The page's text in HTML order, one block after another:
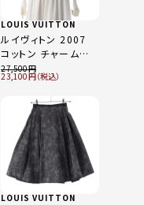
LOUIS VUITTON
ルイヴィトン 2007
コットン チャーム付
き 半袖Ｔシャツ トッ
プス ブルー S
27,500
23,100
LOUIS VUITTON